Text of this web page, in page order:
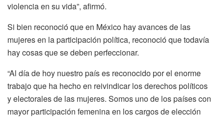
violencia en su vida”, afirmó.
Si bien reconoció que en México hay avances de las
mujeres en la participación política, reconoció que todavía
hay cosas que se deben perfeccionar.
“Al día de hoy nuestro país es reconocido por el enorme
trabajo que ha hecho en reivindicar los derechos políticos
y electorales de las mujeres. Somos uno de los países con
mayor participación femenina en los cargos de elección